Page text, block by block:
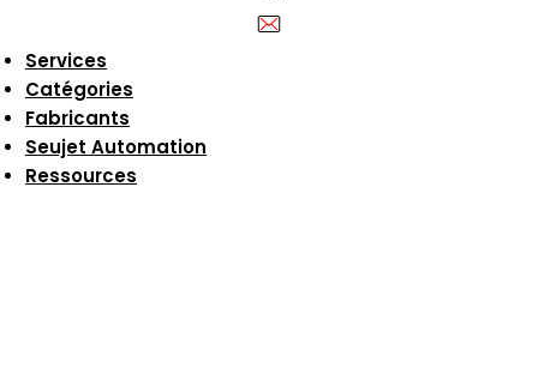
Services
Catégories
Fabricants
Seujet Automation
Ressources